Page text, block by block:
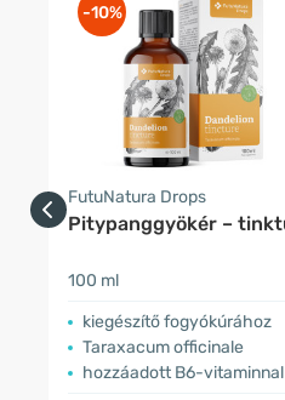
-10%
FutuNatura Drops
Pitypanggyökér –
100 ml
kiegészítő fogyókúrához
Taraxacum officinale
hozzáadott B6-vitaminnal